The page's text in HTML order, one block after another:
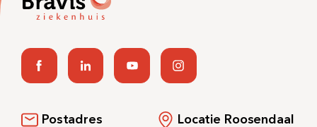
Postadres Locatie Roosendaal